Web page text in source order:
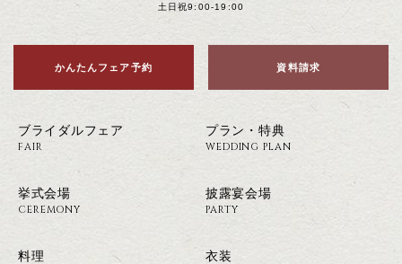
土日祝9:00-19:00
かんたんフェア予約 資料請求
ブライダルフェア
FAIR
プラン・特典
WEDDING PLAN
挙式会場
CEREMONY
披露宴会場
PARTY
料理 衣装